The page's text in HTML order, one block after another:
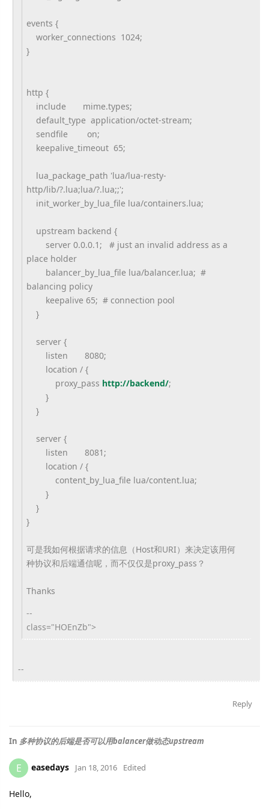
events {
worker_connections 1024;
}
http {
include mime.types;
default_type application/octet-stream;
sendfile on;
keepalive_timeout 65;
lua_package_path 'lua/lua-resty-
http/lib/?.lua;lua/?.lua;;';
init_worker_by_lua_file lua/containers.lua;
upstream backend {
server 0.0.0.1; # just an invalid address as a
place holder
balancer_by_lua_file lua/balancer.lua; #
balancing policy
keepalive 65; # connection pool
}
server {
listen 8080;
location / {
proxy_pass http://backend/;
}
}
server {
listen 8081;
location / {
content_by_lua_file lua/content.lua;
}
}
}
可是我如何根据请求的信息（Host和URI）来决定该用何
种协议和后端通信呢，而不仅仅是proxy_pass？
Thanks
--
class="HOEnZb">
--
Reply
In 多种协议的后端是否可以用balancer做动态upstream
E easedays Jan 18, 2016 Edited
Hello,